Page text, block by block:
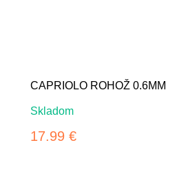
CAPRIOLO ROHOŽ 0.6MM
Skladom
17.99 €